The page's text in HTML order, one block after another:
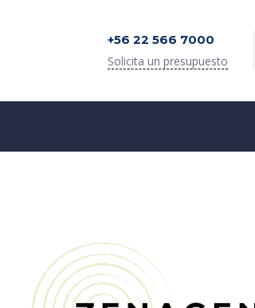
+56 22 566 7000
Solicita un presupuesto